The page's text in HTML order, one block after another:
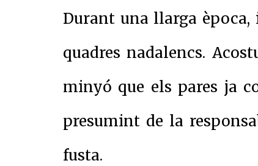
Durant una llarga
quadres nadalencs.
minyó que els pares ja
presumint de la
fusta.